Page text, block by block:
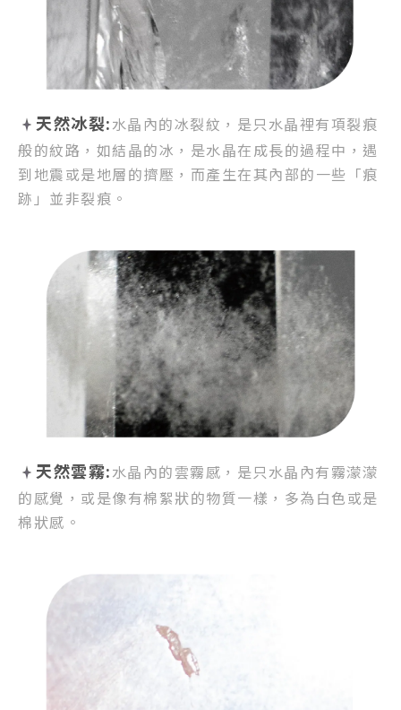
天然冰裂:水晶內的冰裂紋， 是只水晶裡有項裂痕
般的紋路， 如結晶的冰，是水晶在成長的過程中， 遇
到地震或是地層的擠壓， 而產生在其內部的一些「痕
跡」並非裂痕。
天然雲霧:水晶內的雲霧感， 是只水晶內有霧濛濛
的感覺， 或是像有棉絮狀的物質一樣， 多為白色或是
棉狀感。